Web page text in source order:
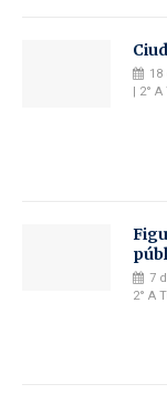
| 2°
7
2° A